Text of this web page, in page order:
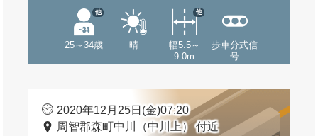
25～34歳
他
晴
幅5.5～
9.0m
他
歩車分式信
号
2020年12月25日(金)07:20
周智郡森町中川（中川上） 付近